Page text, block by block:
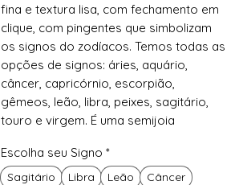
fina e textura lisa, com fechamento em
clique, com pingentes que simbolizam
os signos do zodíacos. Temos todas as
opções de signos: áries, aquário,
câncer, capricórnio, escorpião,
gêmeos, leão, libra, peixes, sagitário,
touro e virgem. É uma semijoia
dourado para quem assume sem medo
seu signo e personalidade.
Escolha seu Signo *
Sagitário Libra Leão
Câncer